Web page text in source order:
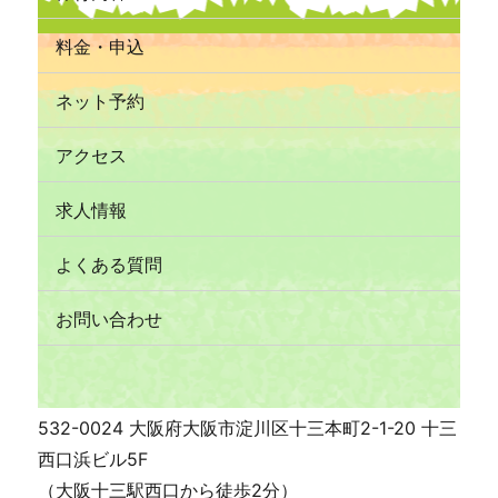
料金・申込
ネット予約
アクセス
求人情報
よくある質問
お問い合わせ
532-0024 大阪府大阪市淀川区十三本町2-1-20 十三
西口浜ビル5F
（大阪十三駅西口から徒歩2分）